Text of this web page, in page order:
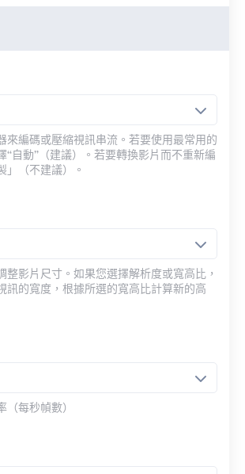
來編碼或壓縮視訊串流。若要使用最常用的
“自動”（建議）。若要轉換影片而不重新編
」（不建議）。
整影片尺寸。如果您選擇解析度或寬高比，
訊的寬度，根據所選的寬高比計算新的高
（每秒幀數）